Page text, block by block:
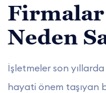
Firmalar
Neden
İşletmeler son yıllarda
hayati önem taşıyan